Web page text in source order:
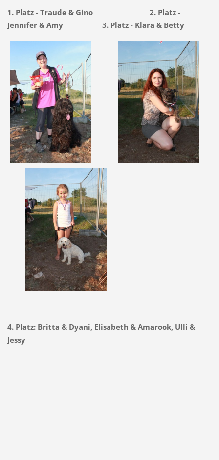
1. Platz - Traude & Gino 2. Platz -
Jennifer & Amy 3. Platz - Klara & Betty
4. Platz: Britta & Dyani, Elisabeth & Amarook, Ulli &
Jessy